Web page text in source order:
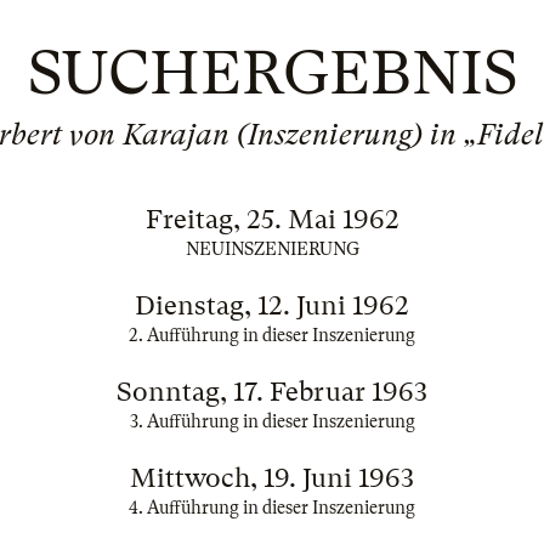
SUCHERGEBNIS
von Karajan (Inszenierung) in
Freitag, 25. Mai 1962
NEUINSZENIERUNG
Dienstag, 12. Juni 1962
2. Aufführung in dieser Inszenierung
Sonntag, 17. Februar 1963
3. Aufführung in dieser Inszenierung
Mittwoch, 19. Juni 1963
4. Aufführung in dieser Inszenierung